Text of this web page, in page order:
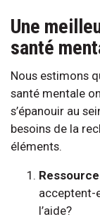
Une
santé
Nous estimons
santé mentale
s’épanouir au
besoins de la
éléments.
acceptent-
l’aide?